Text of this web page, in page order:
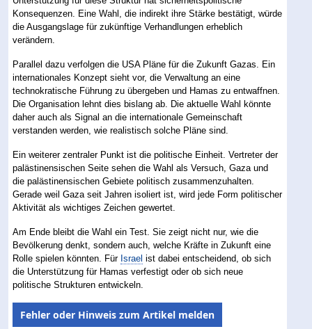
Konsequenzen. Eine Wahl, die indirekt ihre Stärke bestätigt, würde
die Ausgangslage für zukünftige Verhandlungen erheblich
verändern.
Parallel dazu verfolgen die USA Pläne für die Zukunft Gazas. Ein
internationales Konzept sieht vor, die Verwaltung an eine
technokratische Führung zu übergeben und Hamas zu entwaffnen.
Die Organisation lehnt dies bislang ab. Die aktuelle Wahl könnte
daher auch als Signal an die internationale Gemeinschaft
verstanden werden, wie realistisch solche Pläne sind.
Ein weiterer zentraler Punkt ist die politische Einheit. Vertreter der
palästinensischen Seite sehen die Wahl als Versuch, Gaza und
die palästinensischen Gebiete politisch zusammenzuhalten.
Gerade weil Gaza seit Jahren isoliert ist, wird jede Form politischer
Aktivität als wichtiges Zeichen gewertet.
Am Ende bleibt die Wahl ein Test. Sie zeigt nicht nur, wie die
Bevölkerung denkt, sondern auch, welche Kräfte in Zukunft eine
Rolle spielen könnten. Für Israel ist dabei entscheidend, ob sich
die Unterstützung für Hamas verfestigt oder ob sich neue
politische Strukturen entwickeln.
Fehler oder Hinweis zum Artikel melden